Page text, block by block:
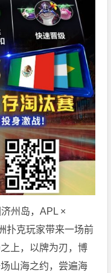
州岛，APL ×
扑克玩家带来一场前
上，以牌为刃，博
山海之约，尝遍海